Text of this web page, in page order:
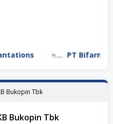
PT Bifarma
Bukopin Tbk
Bukopin Tbk